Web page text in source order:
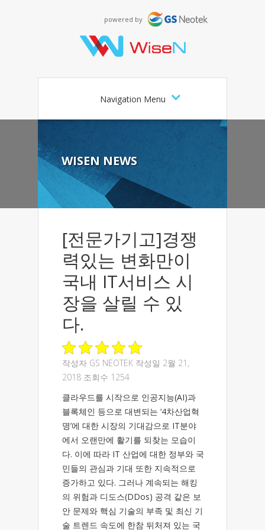
powered by
Navigation Menu
WISEN NEWS
[전문가기고]경쟁
력있는 변화만이
국내 IT서비스 시
장을 살릴 수 있
다.
작성자 GS NEOTEK 작성일 2월 21,
2018 조회수 1254
클라우드를 시작으로 인공지능(AI)과
블록체인 등으로 대변되는 ‘4차산업혁
명’에 대한 시장의 기대감으로 IT분야
에서 오랜만에 활기를 되찾는 모습이
다. 이에 따라 IT 산업에 대한 정부와 국
민들의 관심과 기대 또한 지속적으로
증가하고 있다. 그러나 계속되는 해킹
의 위험과 디도스(DDos) 공격 같은 보
안 문제와 핵심 기술의 부족 및 최신 기
술 트렌드 속도에 한참 뒤처져 있는 국